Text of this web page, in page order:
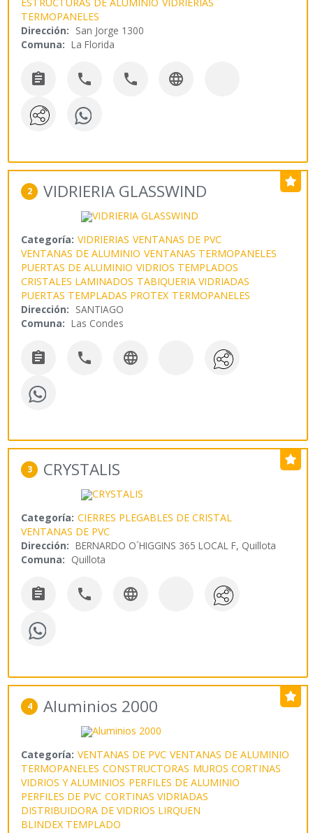
TERMOPANELES
Dirección: San Jorge 1300
Comuna: La Florida
   
2 VIDRIERIA GLASSWIND
Categoría: VIDRIERIAS VENTANAS DE PVC
VENTANAS DE ALUMINIO VENTANAS TERMOPANELES
PUERTAS DE ALUMINIO VIDRIOS TEMPLADOS
CRISTALES LAMINADOS TABIQUERIA VIDRIADAS
PUERTAS TEMPLADAS PROTEX TERMOPANELES
Dirección: SANTIAGO
Comuna: Las Condes
  
3 CRYSTALIS
Categoría: CIERRES PLEGABLES DE CRISTAL
VENTANAS DE PVC
Dirección: BERNARDO O´HIGGINS 365 LOCAL F, Quillota
Comuna: Quillota
  
4 Aluminios 2000
Categoría: VENTANAS DE PVC VENTANAS DE ALUMINIO
TERMOPANELES CONSTRUCTORAS MUROS CORTINAS
VIDRIOS Y ALUMINIOS PERFILES DE ALUMINIO
PERFILES DE PVC CORTINAS VIDRIADAS
DISTRIBUIDORA DE VIDRIOS LIRQUEN
BLINDEX TEMPLADO